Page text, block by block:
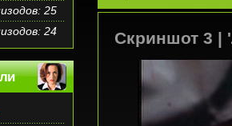
Скриншот 3 |
25
24